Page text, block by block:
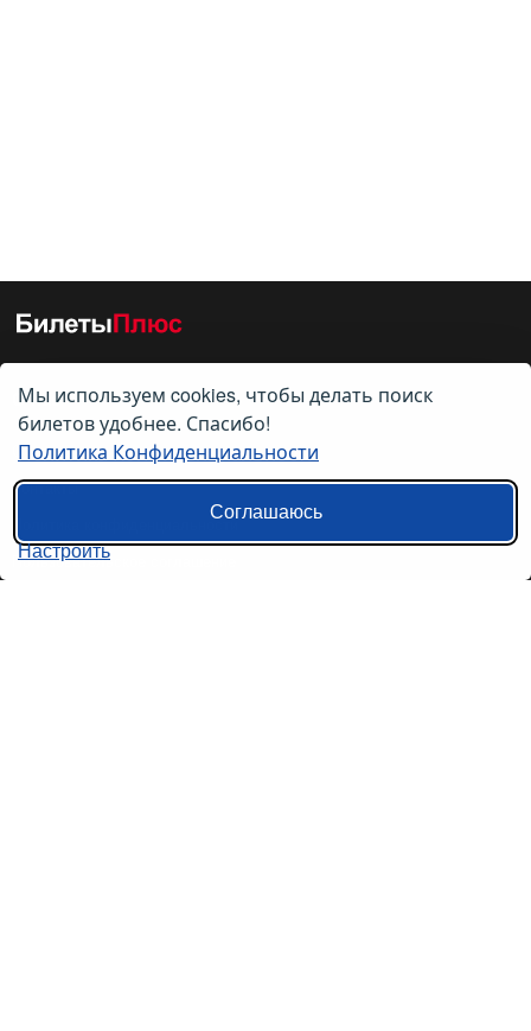
О нас
О компании
Контакты
Пользовательское соглашение
Мы используем cookies, чтобы делать поиск
билетов удобнее. Спасибо!
Политика Конфиденциальности
Соглашаюсь
Настроить